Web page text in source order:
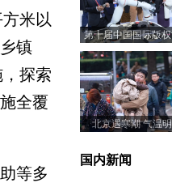
米以
镇
探索
全覆
等多
第十届中国国际版
山东青岛开
北京遇寒潮 气温
国内新闻